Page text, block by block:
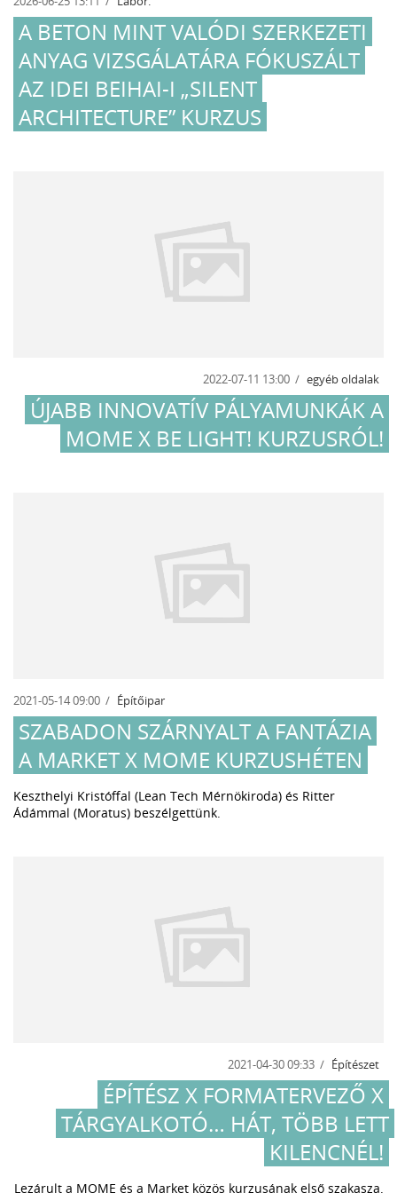
A BETON MINT VALÓDI SZERKEZETI
ANYAG VIZSGÁLATÁRA FÓKUSZÁLT
AZ IDEI BEIHAI-I „SILENT
ARCHITECTURE” KURZUS
2022-07-11 13:00 egyéb oldalak
ÚJABB INNOVATÍV PÁLYAMUNKÁK A
MOME X BE LIGHT! KURZUSRÓL!
2021-05-14 09:00 Építőipar
SZABADON SZÁRNYALT A FANTÁZIA
A MARKET X MOME KURZUSHÉTEN
Keszthelyi Kristóffal (Lean Tech Mérnökiroda) és Ritter
Ádámmal (Moratus) beszélgettünk.
2021-04-30 09:33 Építészet
ÉPÍTÉSZ X FORMATERVEZŐ X
TÁRGYALKOTÓ… HÁT, TÖBB LETT
KILENCNÉL!
Lezárult a MOME és a Market közös kurzusának első szakasza.